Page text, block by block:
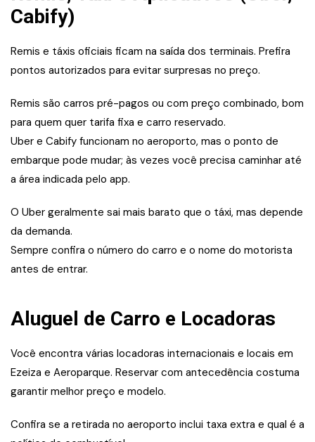
Cabify)
Remis e táxis oficiais ficam na saída dos terminais. Prefira
pontos autorizados para evitar surpresas no preço.
Remis são carros pré-pagos ou com preço combinado, bom
para quem quer tarifa fixa e carro reservado.
Uber e Cabify funcionam no aeroporto, mas o ponto de
embarque pode mudar; às vezes você precisa caminhar até
a área indicada pelo app.
O Uber geralmente sai mais barato que o táxi, mas depende
da demanda.
Sempre confira o número do carro e o nome do motorista
antes de entrar.
Aluguel de Carro e Locadoras
Você encontra várias locadoras internacionais e locais em
Ezeiza e Aeroparque. Reservar com antecedência costuma
garantir melhor preço e modelo.
Confira se a retirada no aeroporto inclui taxa extra e qual é a